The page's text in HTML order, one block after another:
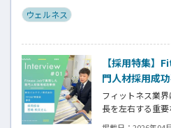
ウェルネス
【採用特集】
門人材採用成
フィットネス業
長を左右する重
やインストラク